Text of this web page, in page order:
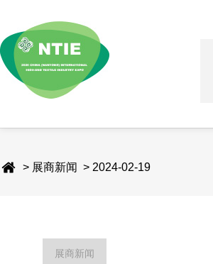
> 展商新闻 > 2024-02-19
展商新闻